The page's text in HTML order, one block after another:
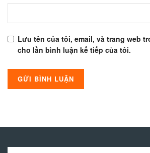
Lưu tên của tôi, email, và trang web
cho lần bình luận kế tiếp của tôi.